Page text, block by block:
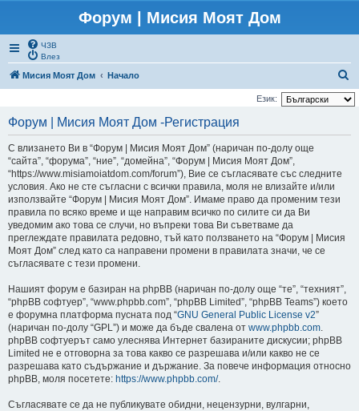
Форум | Мисия Моят Дом
ЧЗВ
Влез
Мисия Моят Дом Начало
ъ
Език:
Форум | Мисия Моят Дом -Регистрация
С влизането Ви в “Форум | Мисия Моят Дом” (наричан по-долу още
“сайта”, “форума”, “ние”, “домейна”, “Форум | Мисия Моят Дом”,
“https://www.misiamoiatdom.com/forum”), Вие се съгласявате със следните
условия. Ако не сте съгласни с всички правила, моля не влизайте и/или
използвайте “Форум | Мисия Моят Дом”. Имаме право да променим тези
правила по всяко време и ще направим всичко по силите си да Ви
уведомим ако това се случи, но въпреки това Ви съветваме да
преглеждате правилата редовно, тъй като ползването на “Форум | Мисия
Моят Дом” след като са направени промени в правилата значи, че се
съгласявате с тези промени.
Нашият форум е базиран на phpBB (наричан по-долу още “те”, “техният”,
“phpBB софтуер”, “www.phpbb.com”, “phpBB Limited”, “phpBB Teams”) което
е форумна платформа пусната под “GNU General Public License v2”
(наричан по-долу “GPL”) и може да бъде свалена от www.phpbb.com.
phpBB софтуерът само улеснява Интернет базираните дискусии; phpBB
Limited не е отговорна за това какво се разрешава и/или какво не се
разрешава като съдържание и държание. За повече информация относно
phpBB, моля посетете: https://www.phpbb.com/.
Съгласявате се да не публикувате обидни, нецензурни, вулгарни,